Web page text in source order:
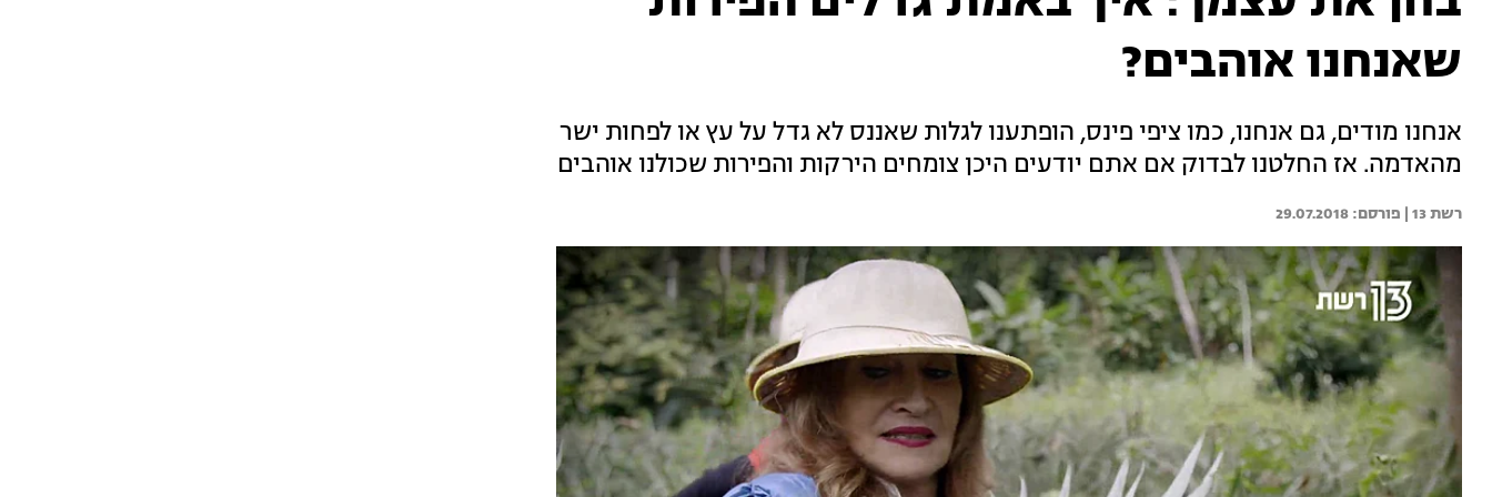
שאנחנו אוהבים?
אנחנו מודים, גם אנחנו, כמו ציפי פינס, הופתענו לגלות שאננס לא גדל על עץ או לפחות ישר
מהאדמה. אז החלטנו לבדוק אם אתם יודעים היכן צומחים הירקות והפירות שכולנו אוהבים
רשת 13 | 29.07.2018